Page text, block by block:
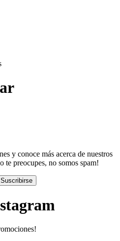
y conoce más acerca de nuestros
te preocupes, no somos spam!
Suscribirse